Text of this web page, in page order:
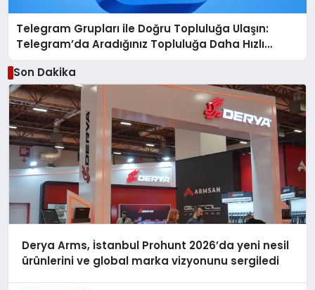
Telegram Grupları ile Doğru Topluluğa Ulaşın:
Telegram’da Aradığınız Topluluğa Daha Hızlı
Ulaşın
Son Dakika
Derya Arms, İstanbul Prohunt 2026’da yeni nesil
ürünlerini ve global marka vizyonunu sergiledi